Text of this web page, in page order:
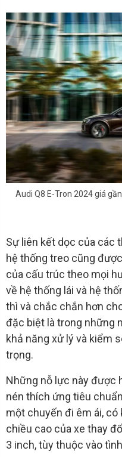
Audi Q8 E-Tron 2024 giá
Sự liên kết dọc của các
hệ thống treo cũng
của cấu trúc theo mọi
về hệ thống lái và hệ
thì và chắc chắn hơn
đặc biệt là trong những
khả năng xử lý và kiểm
trọng.
Những nỗ lực này được
nén thích ứng tiêu
một chuyến đi êm ái,
chiều cao của xe thay
3 inch, tùy thuộc vào